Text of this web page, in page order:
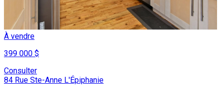
À vendre
399 000 $
Consulter
84 Rue Ste-Anne L'Épiphanie